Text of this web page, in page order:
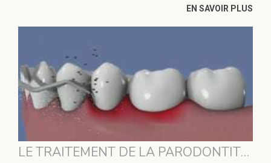
EN SAVOIR PLUS
LE TRAITEMENT DE LA PARODONTITE PAR ULTRASONS